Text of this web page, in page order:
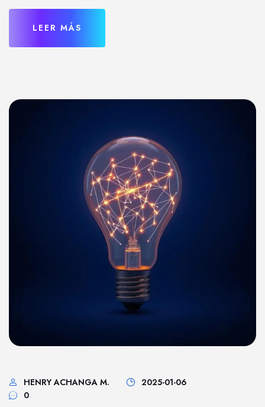
LEER MÁS
HENRY ACHANGA M.
2025-01-06
0